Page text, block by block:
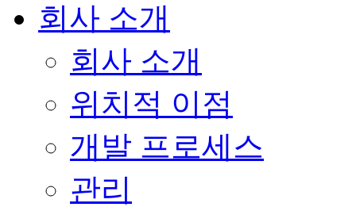
회사 소개
회사 소개
위치적 이점
개발 프로세스
관리